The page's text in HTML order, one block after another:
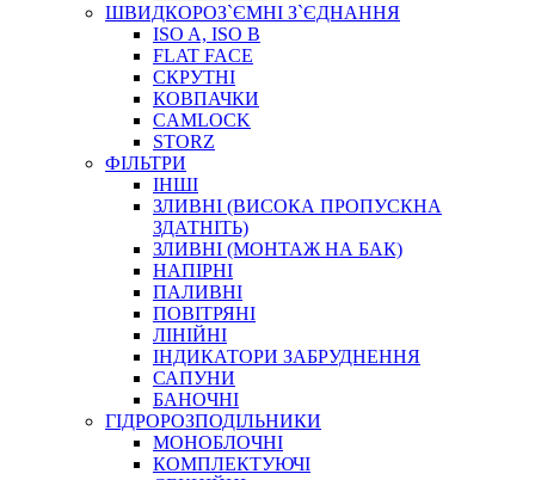
ДОМКРАТИ
НАБОРИ ЗАПОБІЖНИКІВ, КЛЕМ, АКСЕСУАРІВ
НАСОСИ, КОМПРЕСОРИ, МАНОМЕТРИ
ПАСТА, АНТИСЕПТИК
ІНСТРУМЕНТ
САДОВИЙ ІНВЕНТАР
ЕЛЕКТРИЧНІ ПРИЛАДИ
ПАЛЬНИКИ, ПАЯЛЬНИКИ, ПАЯЛЬНІ ЛАМПИ
ІНСТРУМЕНТИ ДЛЯ ЕЛЕКТРИКА
ЕЛЕКТРОІНСТРУМЕНТИ
ЗАМКИ І КОМПЛЕКТУЮЧІ
ІНСТРУМЕНТИ ДЛЯ ЗВАРЮВАННЯ, АКСЕСУАРИ
ШВИДКОРОЗ`ЄМНІ З`ЄДНАННЯ
ISO A, ISO B
FLAT FACE
СКРУТНІ
КОВПАЧКИ
CAMLOCK
STORZ
ФІЛЬТРИ
ІНШІ
ЗЛИВНІ (ВИСОКА ПРОПУСКНА
ЗДАТНІТЬ)
ЗЛИВНІ (МОНТАЖ НА БАК)
НАПІРНІ
ПАЛИВНІ
ПОВІТРЯНІ
ЛІНІЙНІ
ІНДИКАТОРИ ЗАБРУДНЕННЯ
САПУНИ
БАНОЧНІ
ГІДРОРОЗПОДІЛЬНИКИ
МОНОБЛОЧНІ
КОМПЛЕКТУЮЧІ